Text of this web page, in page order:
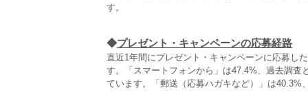
す。
◆プレゼント・キャンペーンの応募経路
直近1年間にプレゼント・キャンペーンに応募し
す。「スマートフォンから」は47.4%、過去調査
ています。「郵送（応募ハガキなど）」は40.3%